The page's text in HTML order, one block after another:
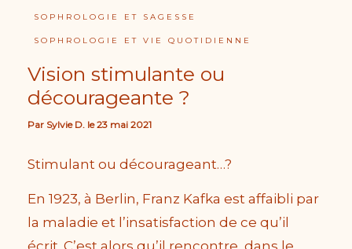
SOPHROLOGIE ET SAGESSE
SOPHROLOGIE ET VIE QUOTIDIENNE
Vision stimulante ou
décourageante ?
Par Sylvie D. le23 mai 2021
Stimulant ou décourageant…?
En 1923, à Berlin, Franz Kafka est affaibli par
la maladie et l’insatisfaction de ce qu’il